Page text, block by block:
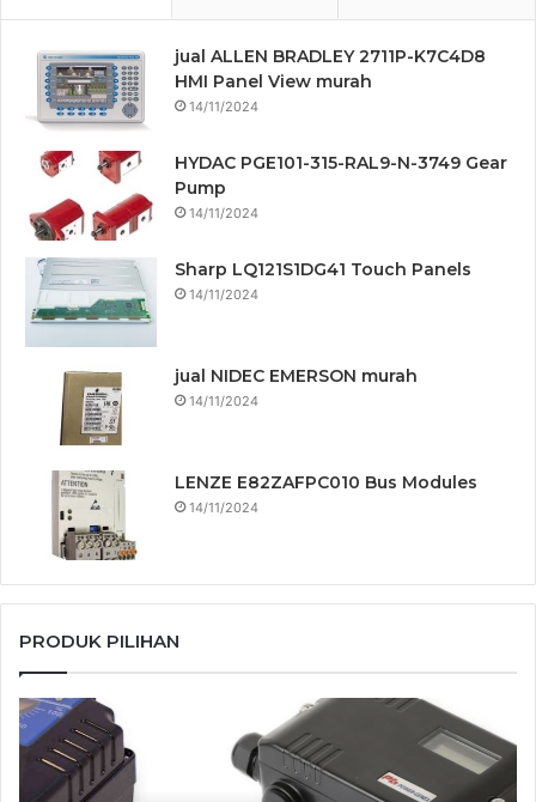
jual ALLEN BRADLEY 2711P-K7C4D8
HMI Panel View murah
14/11/2024
HYDAC PGE101-315-RAL9-N-3749 Gear
Pump
14/11/2024
Sharp LQ121S1DG41 Touch Panels
14/11/2024
jual NIDEC EMERSON murah
14/11/2024
LENZE E82ZAFPC010 Bus Modules
14/11/2024
PRODUK PILIHAN
jual
Power
Genex
RSS2R